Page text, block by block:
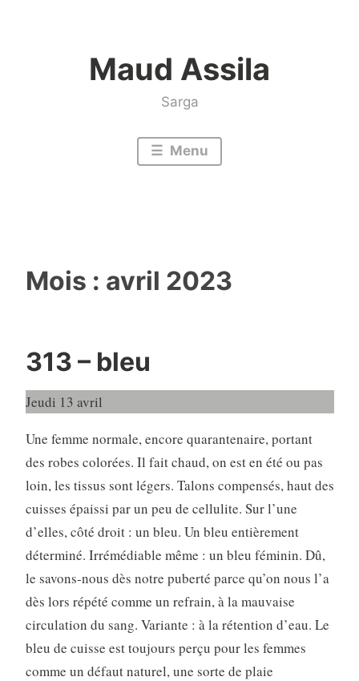
Maud Assila
Sarga
Menu
Mois : avril 2023
313 – bleu
Jeudi 13 avril
Une femme normale, encore quarantenaire, portant
des robes colorées. Il fait chaud, on est en été ou pas
loin, les tissus sont légers. Talons compensés, haut des
cuisses épaissi par un peu de cellulite. Sur l’une
d’elles, côté droit : un bleu. Un bleu entièrement
déterminé. Irrémédiable même : un bleu féminin. Dû,
le savons-nous dès notre puberté parce qu’on nous l’a
dès lors répété comme un refrain, à la mauvaise
circulation du sang. Variante : à la rétention d’eau. Le
bleu de cuisse est toujours perçu pour les femmes
comme un défaut naturel, une sorte de plaie